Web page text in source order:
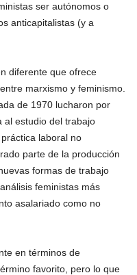
ser autónomos o
anticapitalistas (y a
diferente que ofrece
marxismo y feminismo.
de 1970 lucharon por
al estudio del trabajo
laboral no
parte de la producción
formas de trabajo
feministas más
asalariado como no
en términos de
favorito, pero lo que